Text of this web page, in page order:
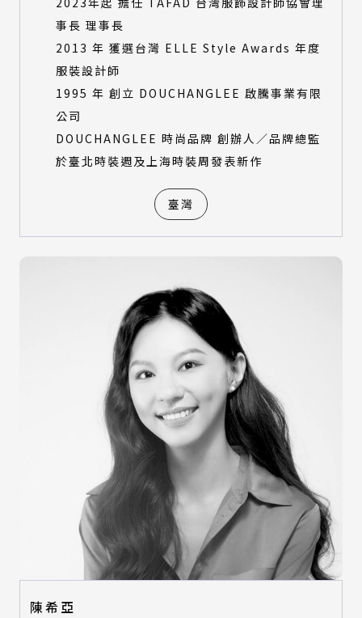
所有類別
環境永續特別獎-產品設計類
環境永續特別獎-建築與景觀設計類
環境永續特別獎-數位動畫類
特別獎評審
所有類別
環境永續特別獎-建築與景觀設計類
環境永續特別獎-數位動畫類
事長 理事長
2013 年 獲選台灣 ELLE Style Awards 年度
服裝設計師
1995 年 創立 DOUCHANGLEE 啟騰事業有限
公司
DOUCHANGLEE 時尚品牌 創辦人／品牌總監
於臺北時裝週及上海時裝周發表新作
臺灣
陳希亞